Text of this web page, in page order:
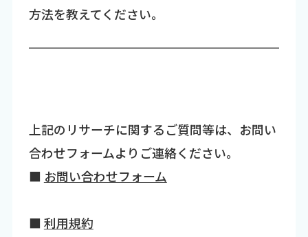
方法を教えてください。
上記のリサーチに関するご質問等は、お問い
合わせフォームよりご連絡ください。
■ お問い合わせフォーム
■ 利用規約